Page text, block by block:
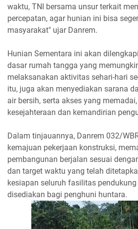
waktu, TNI bersama unsur terkait
percepatan, agar hunian ini bisa
masyarakat" ujar Danrem.
Hunian Sementara ini akan
dasar rumah tangga yang
melaksanakan aktivitas sehari-hari
itu, juga akan menyediakan sarana
air bersih, serta akses yang
kesejahteraan dan kemandirian
Dalam tinjauannya, Danrem 032/
kemajuan pekerjaan konstruksi,
pembangunan berjalan sesuai
dan target waktu yang telah
kesiapan seluruh fasilitas
disediakan bagi penghuni huntara.